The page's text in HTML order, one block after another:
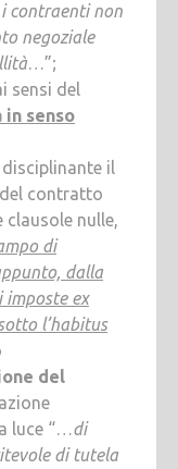
i contraenti non
negoziale
…”;
sensi del
senso
disciplinante il
contratto
clausole nulle,
di
dalla
imposte ex
l’habitus
del
luce “…di
di tutela